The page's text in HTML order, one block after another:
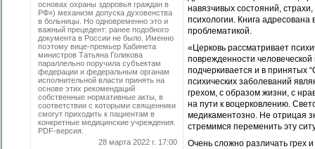
основах охраны здоровья граждан в
РФ») механизм допуска духовенства
в больницы. Но одновременно это и
важный прецедент: ранее подобного
документа в России не было. Именно
поэтому вице-премьер Кабинета
министров Татьяна Голикова
параллельно поручила субъектам
федерации и федеральным органам
исполнительной власти принять на
основе этих рекомендаций
собственные нормативные акты, в
соответствии с которыми священники
смогут приходить к пациентам в
конкретные медицинские учреждения.
PDF-версия.
28 марта 2022 г. 17:00
навязчивых состояний,
психологии. Книга
проблематикой.
«Церковь рассматривает
поврежденности
подчеркивается и в принятых
психических заболеваний
грехом, с образом жизни, с
на пути к воцерковлению.
медикаментозно. Не отрицая
стремимся переменить эту
Очень сложно различать грех